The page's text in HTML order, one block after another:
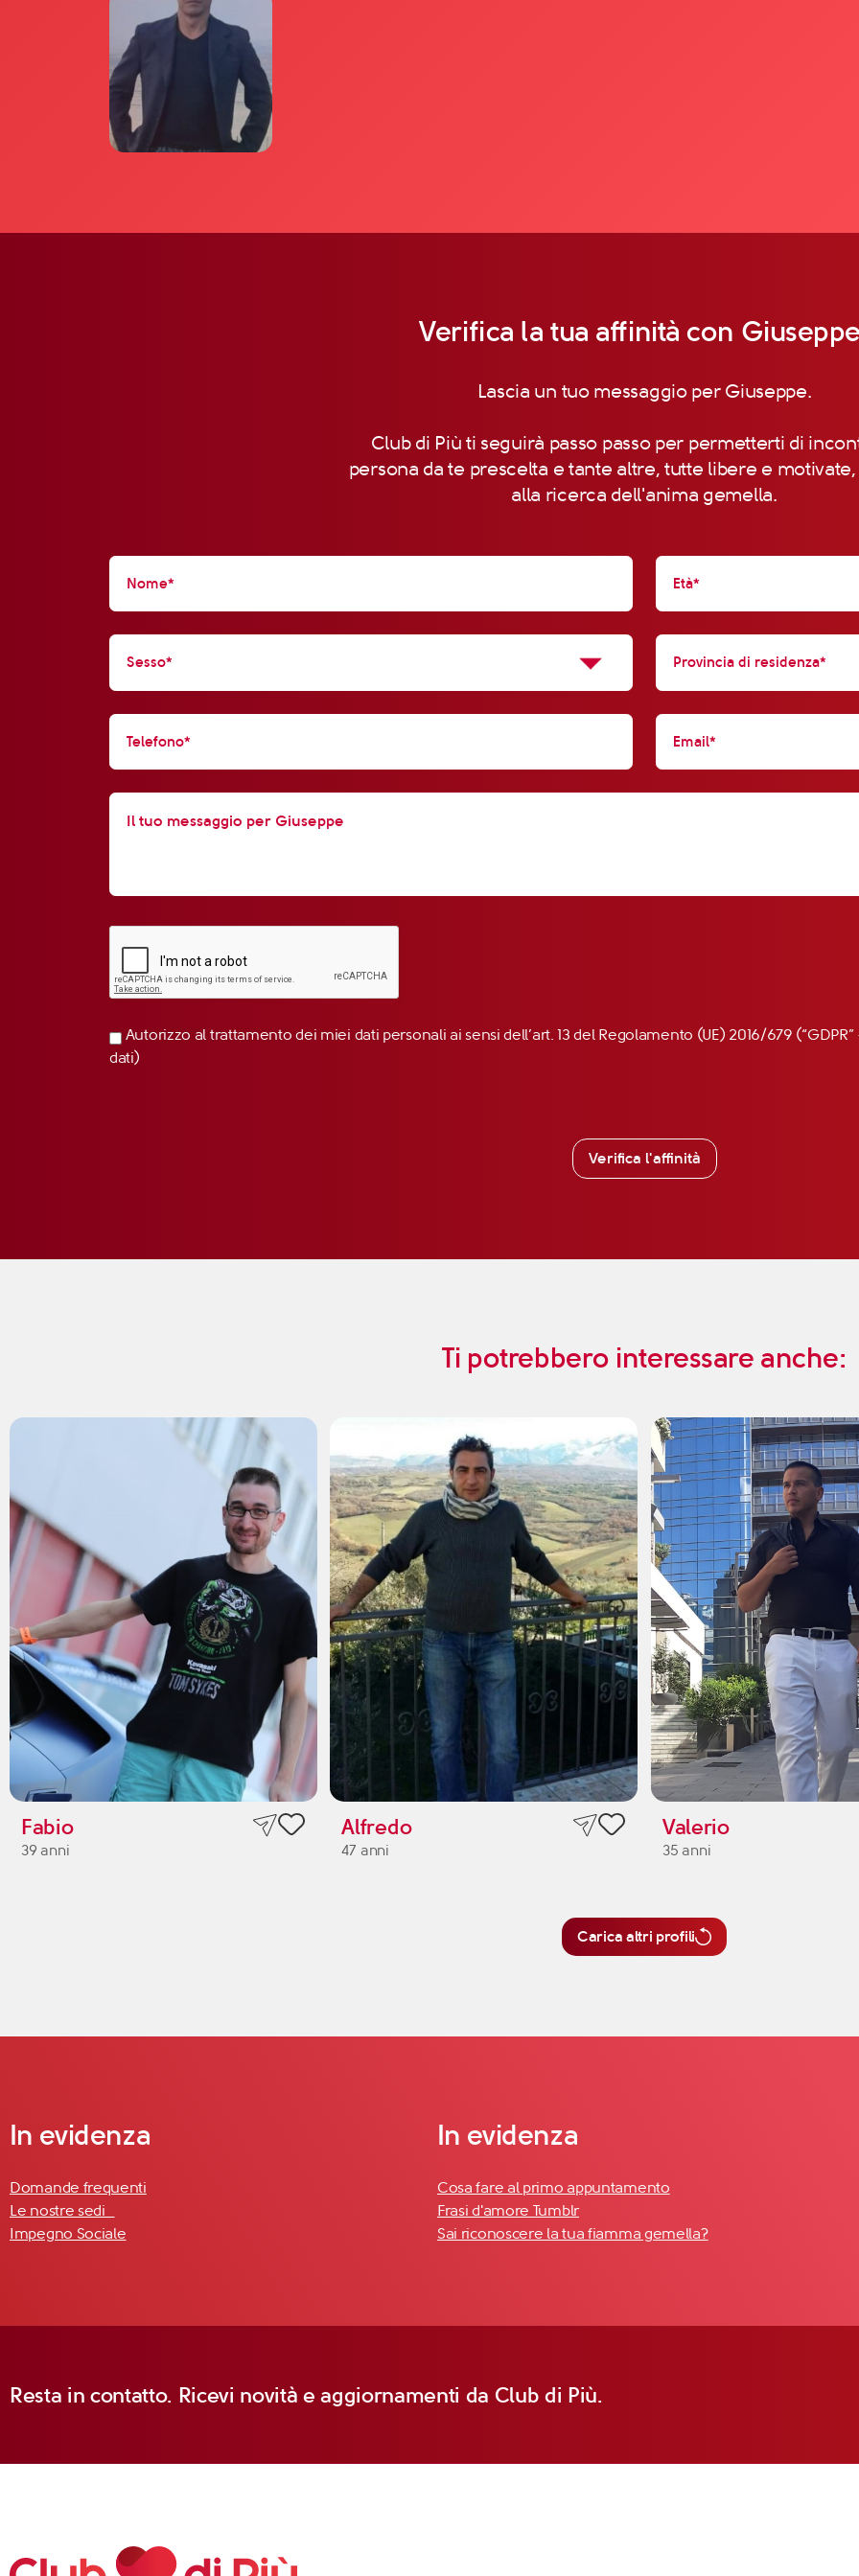
Verifica la tua affinità con
Lascia un tuo messaggio per Giuseppe.
Club di Più ti seguirà passo passo per permetterti di
persona da te prescelta e tante altre, tutte libere e
alla ricerca dell'anima gemella.
Autorizzo al trattamento dei miei dati personali ai sensi dell’art. 13 del Regolamento (UE) 2016/679
dati)
Verifica l'affinità
Ti potrebbero interessare anche:
Fabio
39 anni
Alfredo
47 anni
Valerio
35 anni
Carica altri profili
In evidenza
Domande frequenti
Le nostre sedi
Impegno Sociale
In evidenza
Cosa fare al primo appuntamento
Frasi d'amore Tumblr
Sai riconoscere la tua fiamma gemella?
Resta in contatto. Ricevi novità e aggiornamenti da Club di Più.